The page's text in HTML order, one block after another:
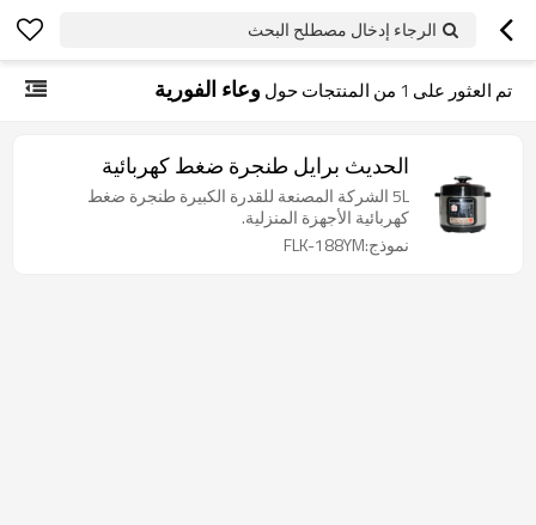
الرجاء إدخال مصطلح البحث
تم العثور على 1 من المنتجات حول وعاء الفورية
الحديث برايل طنجرة ضغط كهربائية
5L الشركة المصنعة للقدرة الكبيرة طنجرة ضغط
كهربائية الأجهزة المنزلية.
نموذج:FLK-188YM